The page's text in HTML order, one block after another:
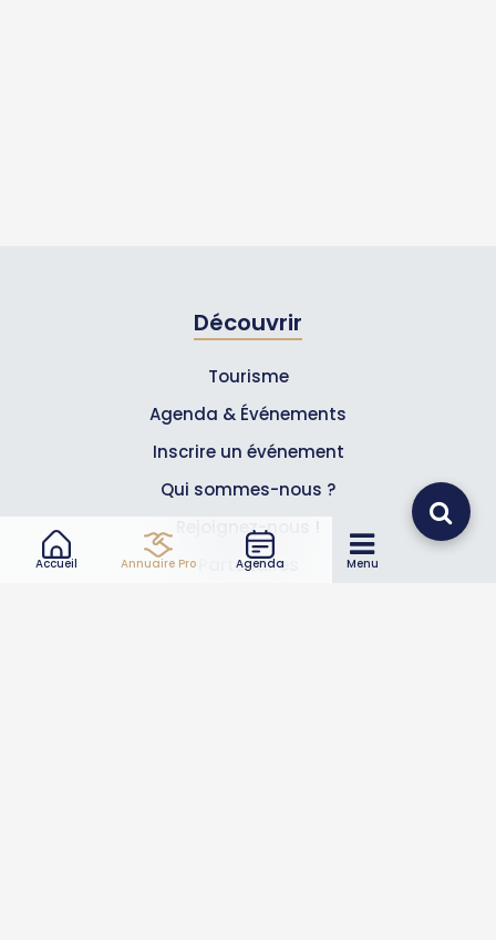
Accueil Annuaire Pro Agenda Menu
Découvrir
Tourisme
Agenda & Événements
Inscrire un événement
Qui sommes-nous ?
Rejoignez-nous !
Partenaires